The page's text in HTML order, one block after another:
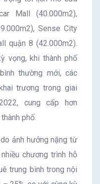
Mall (40.000m2),
Sense City
quận 8 (42.000m2).
vọng, khi thành phố
thường mới, các
trương trong giai
cung cấp hơn
phố.
ảnh hưởng nặng từ
chương trình hỗ
trung bình trong nội